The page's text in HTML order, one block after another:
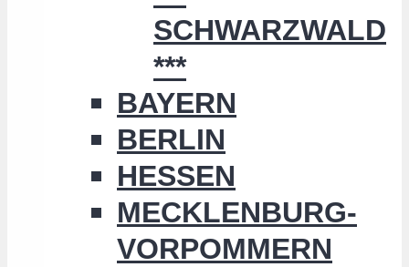
SCHWARZWALD
***
BAYERN
BERLIN
HESSEN
MECKLENBURG-
VORPOMMERN